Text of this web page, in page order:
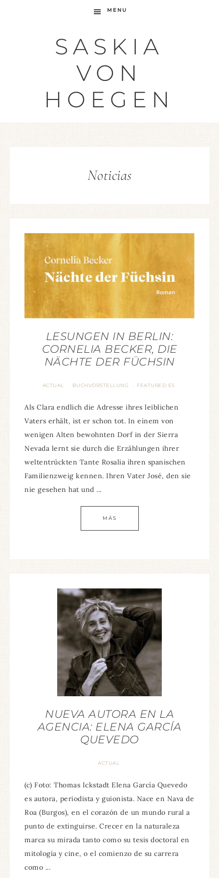
MENU
SASKIA
VON
HOEGEN
Noticias
LESUNGEN IN BERLIN:
CORNELIA BECKER, DIE
NÄCHTE DER FÜCHSIN
ACTUAL BUCHVORSTELLUNG FEATURED ES
Als Clara endlich die Adresse ihres leiblichen
Vaters erhält, ist er schon tot. In einem von
wenigen Alten bewohnten Dorf in der Sierra
Nevada lernt sie durch die Erzählungen ihrer
weltentrückten Tante Rosalia ihren spanischen
Familienzweig kennen. Ihren Vater José, den sie
nie gesehen hat und ...
MÁS
NUEVA AUTORA EN LA
AGENCIA: ELENA GARCÍA
QUEVEDO
ACTUAL
(c) Foto: Thomas Ickstadt Elena García Quevedo
es autora, periodista y guionista. Nace en Nava de
Roa (Burgos), en el corazón de un mundo rural a
punto de extinguirse. Crecer en la naturaleza
marca su mirada tanto como su tesis doctoral en
mitología y cine, o el comienzo de su carrera
como ...